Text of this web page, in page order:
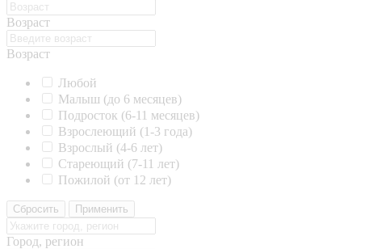
Возраст
Возраст
Любой
Малыш (до 6 месяцев)
Подросток (6-11 месяцев)
Взрослеющий (1-3 года)
Взрослый (4-6 лет)
Стареющий (7-11 лет)
Пожилой (от 12 лет)
Сбросить Применить
Город, регион